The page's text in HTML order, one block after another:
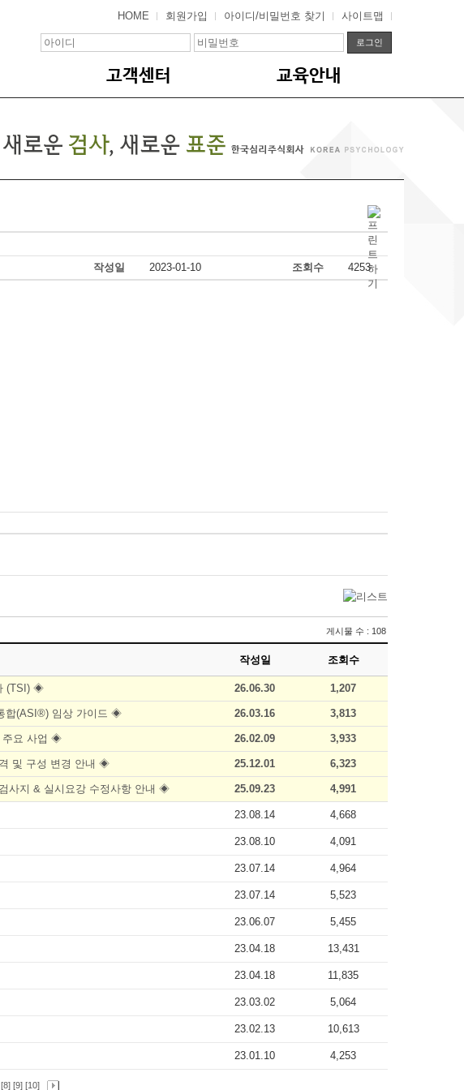
HOME 회원가입 아이디/비밀번호 찾기 사이트맵
고객센터 교육안내
작성일 2023-01-10 조회수 4253
게시물 수 : 108
작성일 조회수
(TSI) ◈ 26.06.30 1,207
합(ASI®) 임상 가이드 ◈ 26.03.16 3,813
주요 사업 ◈ 26.02.09 3,933
및 구성 변경 안내 ◈ 25.12.01 6,323
사지 & 실시요강 수정사항 안내 ◈ 25.09.23 4,991
23.08.14 4,668
23.08.10 4,091
23.07.14 4,964
23.07.14 5,523
23.06.07 5,455
23.04.18 13,431
23.04.18 11,835
23.03.02 5,064
23.02.13 10,613
23.01.10 4,253
[8] [9] [10]